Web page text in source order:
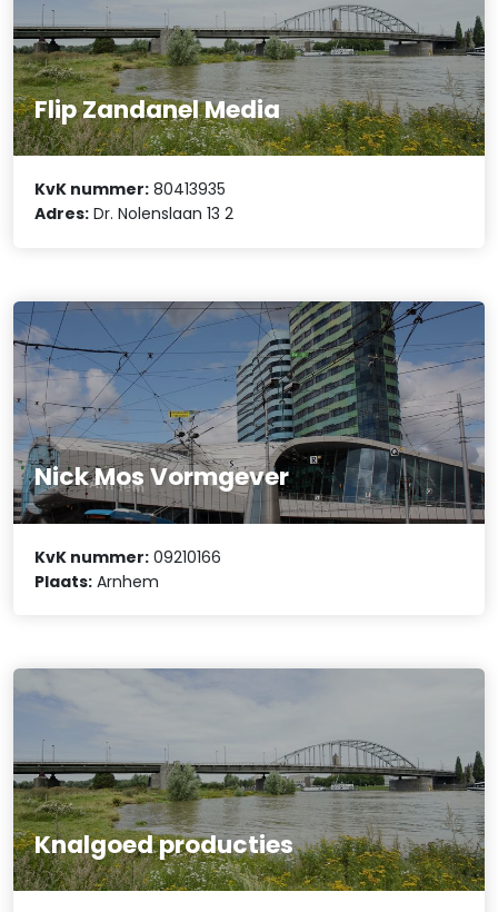
Flip Zandanel Media
KvK nummer: 80413935
Adres: Dr. Nolenslaan 13 2
Nick Mos Vormgever
KvK nummer: 09210166
Plaats: Arnhem
Knalgoed producties